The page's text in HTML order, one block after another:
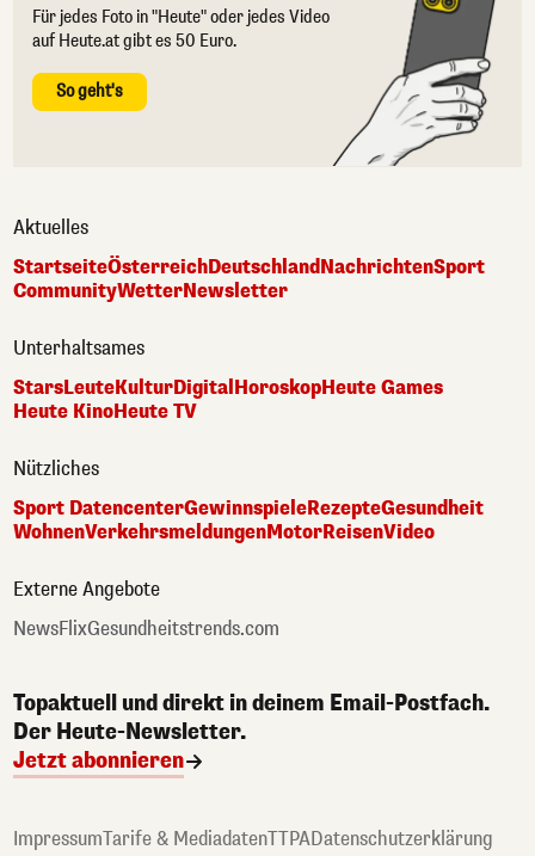
Für jedes Foto in "Heute" oder jedes Video
auf Heute.at gibt es 50 Euro.
So geht's
Aktuelles
StartseiteÖsterreichDeutschlandNachrichtenSport
CommunityWetterNewsletter
Unterhaltsames
StarsLeuteKulturDigitalHoroskopHeute Games
Heute KinoHeute TV
Nützliches
Sport DatencenterGewinnspieleRezepteGesundheit
WohnenVerkehrsmeldungenMotorReisenVideo
Externe Angebote
NewsFlixGesundheitstrends.com
Topaktuell und direkt in deinem Email-Postfach.
Der Heute-Newsletter.
Jetzt abonnieren
ImpressumTarife & MediadatenTTPADatenschutzerklärung